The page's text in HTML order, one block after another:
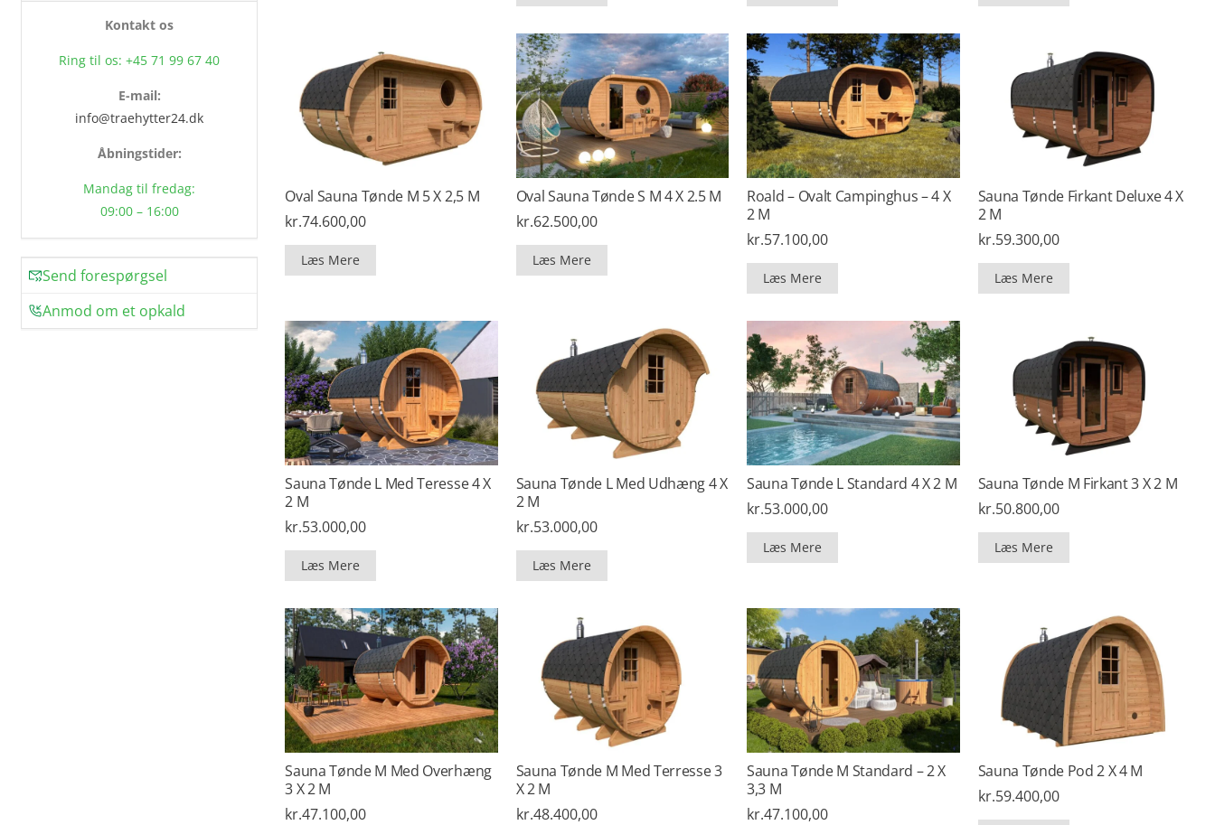
Oval Sauna Tønde M 5 X 2,5 M
kr.74.600,00
Læs Mere
Oval Sauna Tønde S M 4 X 2.5 M
kr.62.500,00
Læs Mere
Roald – Ovalt Campinghus – 4 X
2 M
kr.57.100,00
Læs Mere
Sauna Tønde Firkant Deluxe 4 X
2 M
kr.59.300,00
Læs Mere
Sauna Tønde L Med Teresse 4 X
2 M
kr.53.000,00
Læs Mere
Sauna Tønde L Med Udhæng 4 X
2 M
kr.53.000,00
Læs Mere
Sauna Tønde L Standard 4 X 2 M
kr.53.000,00
Læs Mere
Sauna Tønde M Firkant 3 X 2 M
kr.50.800,00
Læs Mere
Sauna Tønde M Med Overhæng
3 X 2 M
kr.47.100,00
Sauna Tønde M Med Terresse 3
X 2 M
kr.48.400,00
Sauna Tønde M Standard – 2 X
3,3 M
kr.47.100,00
Sauna Tønde Pod 2 X 4 M
kr.59.400,00
Kontakt os
Ring til os: +45 71 99 67 40
E-mail:
info@traehytter24.dk
Åbningstider:
Mandag til fredag:
09:00 – 16:00
Send forespørgsel
Anmod om et opkald